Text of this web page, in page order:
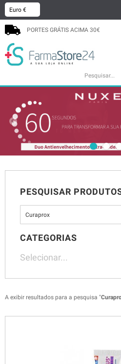
PORTES GRÁTIS ACIMA 30€
PESQUISAR
CATEGORIAS
Selecionar...
A exibir resultados para a pesquisa "
x
MAMÃ E
CABELO